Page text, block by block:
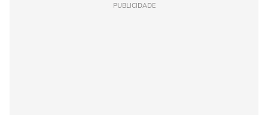
PUBLICIDADE